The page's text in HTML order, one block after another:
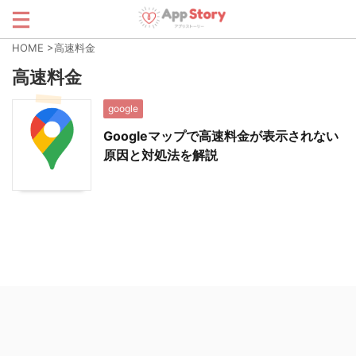
HOME >高速料金
高速料金
google
Googleマップで高速料金が表示されない
原因と対処法を解説